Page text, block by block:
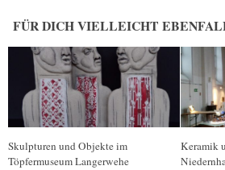
FÜR DICH VIELLEICHT
Skulpturen und Objekte im
Töpfermuseum Langerwehe
Keramik